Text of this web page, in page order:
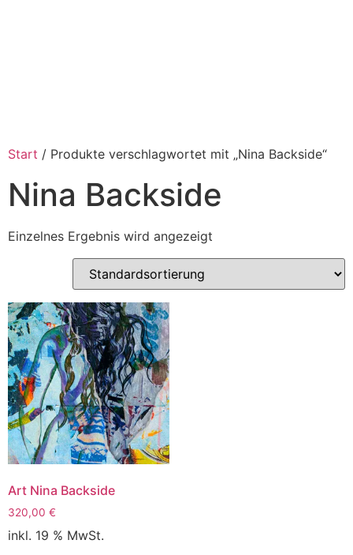
Start / Produkte verschlagwortet mit „Nina Backside“
Nina Backside
Einzelnes Ergebnis wird angezeigt
Art Nina Backside
320,00 €
inkl. 19 % MwSt.